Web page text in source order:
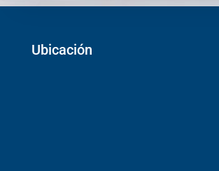
Ubicación